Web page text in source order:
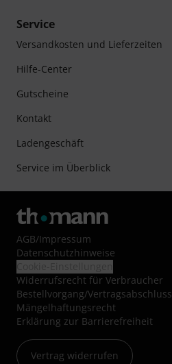
Service
Versandkosten und Lieferzeiten
Hilfe-Center
Gutscheine
Kontakt
Ladengeschäft
Service im Überblick
AGB/Impressum
Datenschutzhinweise
Widerrufsrecht für Verbraucher
Bestellvorgang/Vertragsabschluss
Mängelhaftungsrecht
Erklärung zur Barrierefreiheit
Vertrag widerrufen